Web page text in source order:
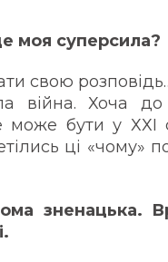
моя суперсила?
свою
війна. Хоча до
може бути у ХХІ
ці «чому»
зненацька.